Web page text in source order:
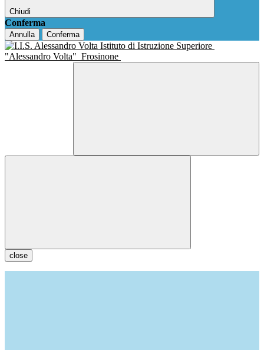
Chiudi
Conferma
Annulla Conferma
Istituto di Istruzione Superiore
"Alessandro Volta" Frosinone
close